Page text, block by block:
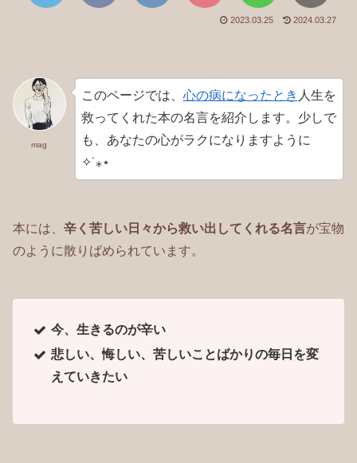
2023.03.25 2024.03.27
mag
このページでは、 心の病になったとき 人生を
救ってくれた本の名言を紹介します。少しで
も、あなたの心がラクになりますように
✧˙⁎⋆
本には、 辛く苦しい日々から救い出してくれる名言が宝物
のように散りばめられています。
今、生きるのが辛い
悲しい、悔しい、苦しいことばかりの毎日を変
えていきたい